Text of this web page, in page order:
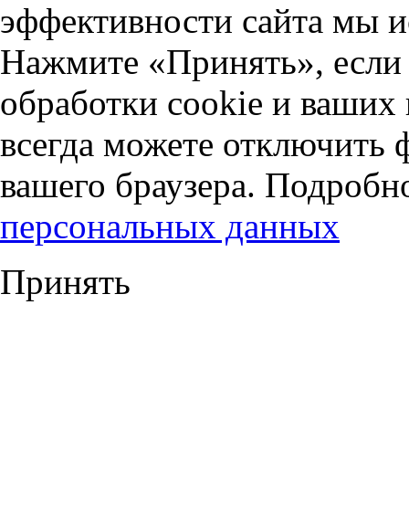
эффективности сайта мы
Нажмите «Принять», если
обработки cookie и
всегда можете отключить
вашего браузера.
персональных данных
Принять